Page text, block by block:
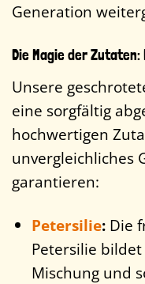
Generation
Die Magie der
Unsere
eine sorgfältig
hochwertigen
unvergleichliches
garantieren:
Petersilie:Die
Petersilie
Mischung und